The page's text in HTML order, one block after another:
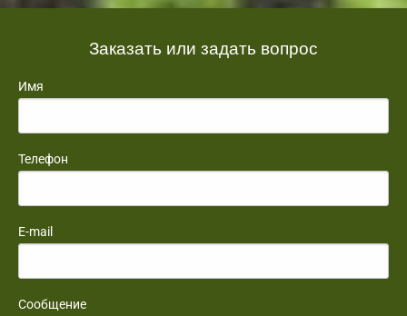
Заказать или задать вопрос
Имя
Телефон
E-mail
Сообщение